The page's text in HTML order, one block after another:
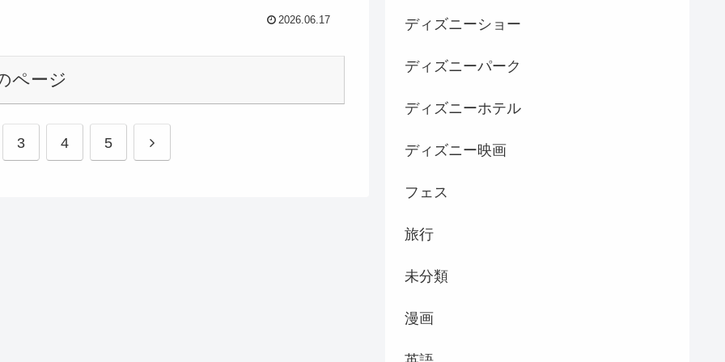
2026.06.17
ページ
3 4 5
ディズニーショー
ディズニーパーク
ディズニーホテル
ディズニー映画
フェス
旅行
未分類
漫画